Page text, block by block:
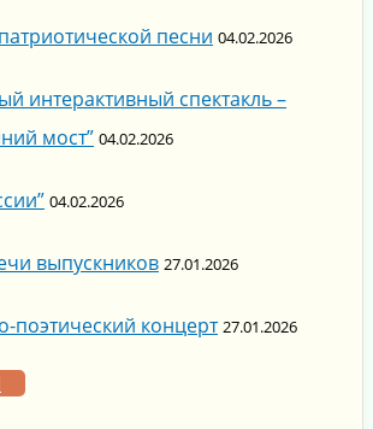
песни 04.02.2026
интерактивный спектакль –
мост” 04.02.2026
04.02.2026
выпускников 27.01.2026
поэтический концерт 27.01.2026